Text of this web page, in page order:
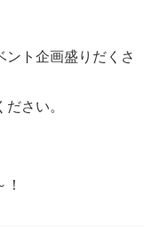
ント企画盛りだくさ
さい。